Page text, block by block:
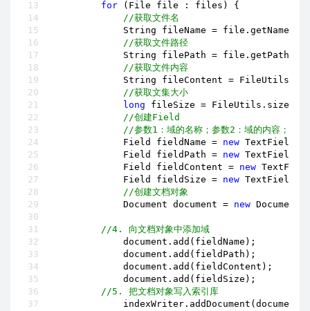
for (File file : files) {
//获取文件名
            String fileName = file.getName();
//获取文件路径
            String filePath = file.getPath();
//获取文件内容
String fileContent =
//获取文集大小
long fileSize =
//创建Field
//参数1：域的名称；参数2：域的内容；参数
            Field fieldName =
new TextField(
            Field fieldPath =
new TextField(
            Field fieldContent =
new
            Field fieldSize =
new TextField(
//创建文档对象
            Document document =
new
//4. 向文档对象中添加域
            document.add(fieldName);
            document.add(fieldPath);
            document.add(fieldContent);
            document.add(fieldSize);
//5. 把文档对象写入索引库